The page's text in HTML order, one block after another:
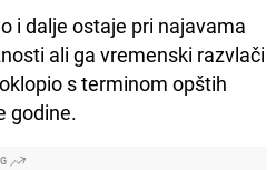
i dalje ostaje pri najavama
ali ga vremenski razvlači
s terminom opštih
godine.